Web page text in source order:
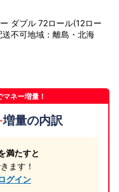
ダブル 72ロール(12ロー
不可地域：離島・北海
ネー増量！
増量の内訳
満たすと
ます！
グイン